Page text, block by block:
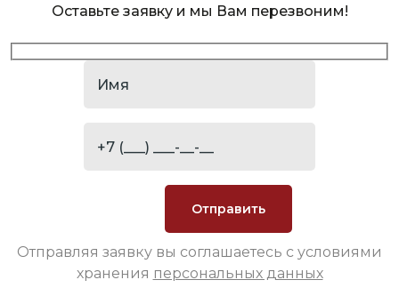
Оставьте заявку и мы Вам перезвоним!
Отправляя заявку вы соглашаетесь с условиями
хранения персональных данных